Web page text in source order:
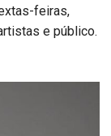
feiras,
e público.